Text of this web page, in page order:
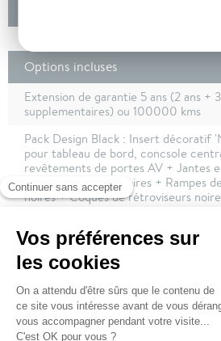
Options incluses
Extension de garantie 5 ans (2 ans +
supplementaires) ou 100000 kms
Pack Design Black : Insert décoratif
pour tableau de bord, concsole
revêtements de portes AV + Jantes
léger 18" 'Nevada' noires + Rampes
noires + Coques de rétroviseurs
Peinture Gris Indium
Jantes en alliage leger 19" Misano
antivol
Toit ouvrant electrique panoramique
coulissant/entrebaillant en verre